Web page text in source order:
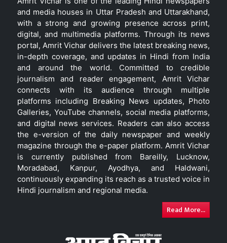
and media houses in Uttar Pradesh and Uttarakhand,
with a strong and growing presence across print,
digital, and multimedia platforms. Through its news
portal, Amrit Vichar delivers the latest breaking news,
in-depth coverage, and updates in Hindi from India
and around the world. Committed to credible
journalism and reader engagement, Amrit Vichar
connects with its audience through multiple
platforms including Breaking News updates, Photo
Galleries, YouTube channels, social media platforms,
and digital news services. Readers can also access
the e-version of the daily newspaper and weekly
magazine through the e-paper platform. Amrit Vichar
is currently published from Bareilly, Lucknow,
Moradabad, Kanpur, Ayodhya, and Haldwani,
continuously expanding its reach as a trusted voice in
Hindi journalism and regional media.
Read More...